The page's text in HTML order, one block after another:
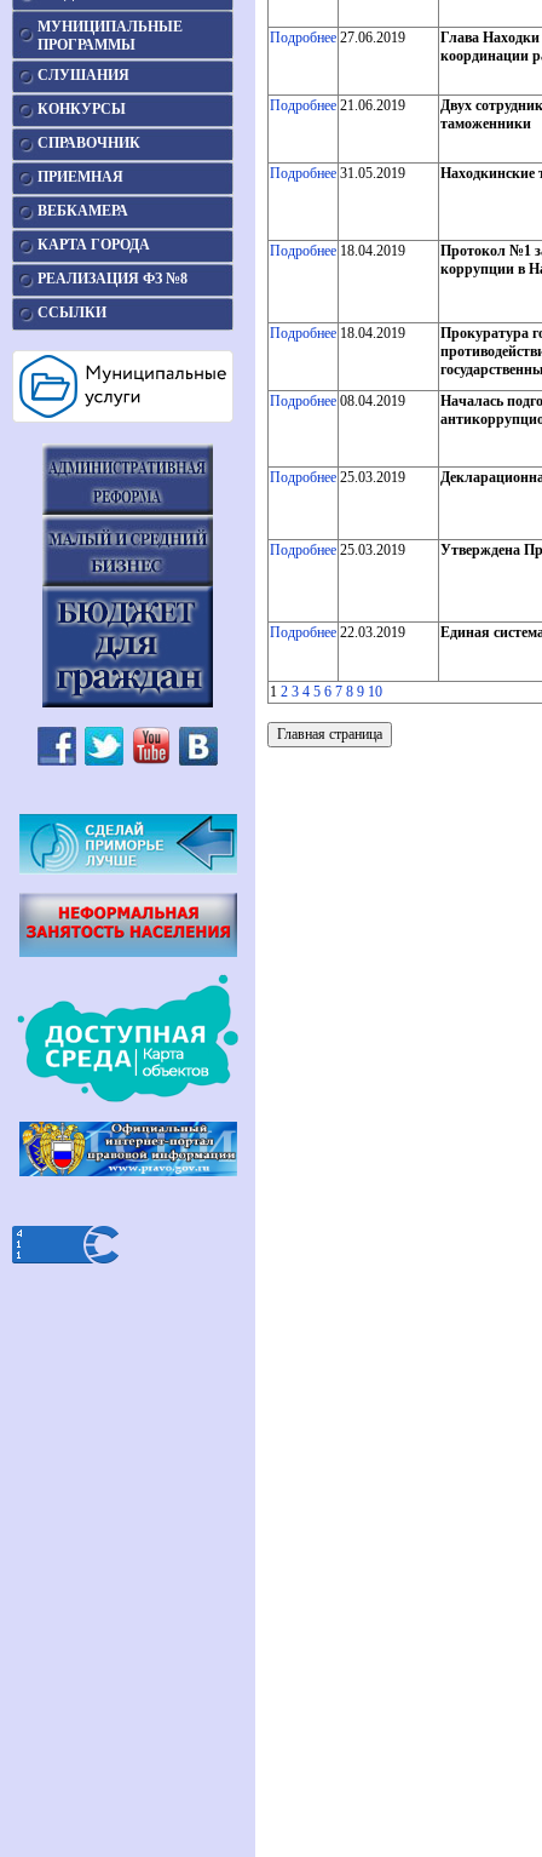
МУНИЦИПАЛЬНЫЕ
ПРОГРАММЫ
СЛУШАНИЯ
КОНКУРСЫ
СПРАВОЧНИК
ПРИЕМНАЯ
ВЕБКАМЕРА
КАРТА ГОРОДА
РЕАЛИЗАЦИЯ ФЗ №8
ССЫЛКИ
Подробнее 27.06.2019
Глава Находки
координации
Подробнее 21.06.2019
Двух
таможенники
Подробнее 31.05.2019 Находкинские
Подробнее 18.04.2019
Протокол №1
коррупции в
Подробнее 18.04.2019
Прокуратура
Подробнее 08.04.2019
Началась
Подробнее 25.03.2019
Подробнее 25.03.2019 Утверждена
Подробнее 22.03.2019 Единая
1 2 3 4 5 6 7 8 9 10